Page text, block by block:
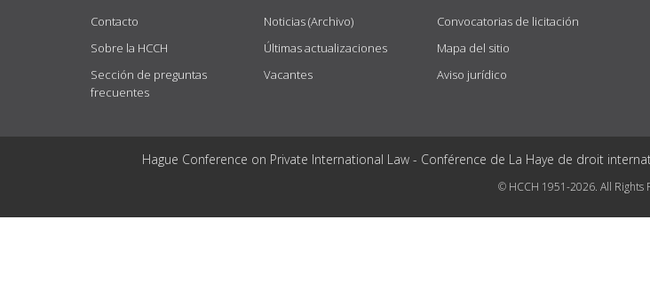
Contacto
Sobre la HCCH
Sección de preguntas
frecuentes
Noticias (Archivo)
Últimas actualizaciones
Vacantes
Convocatorias de licitación
Mapa del sitio
Aviso jurídico
Hague Conference on Private International Law - Conférence de La Haye de droit
© HCCH 1951-2026. All Rights